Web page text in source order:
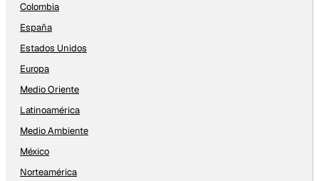
Colombia
España
Estados Unidos
Europa
Medio Oriente
Latinoamérica
Medio Ambiente
México
Norteamérica